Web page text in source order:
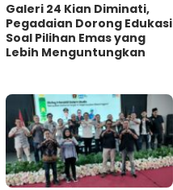
Galeri 24 Kian Diminati,
Pegadaian Dorong Edukasi
Soal Pilihan Emas yang
Lebih Menguntungkan